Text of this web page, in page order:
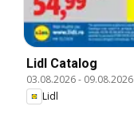
Lidl Catalog
03.08.2026- 09.08.2026
Lidl